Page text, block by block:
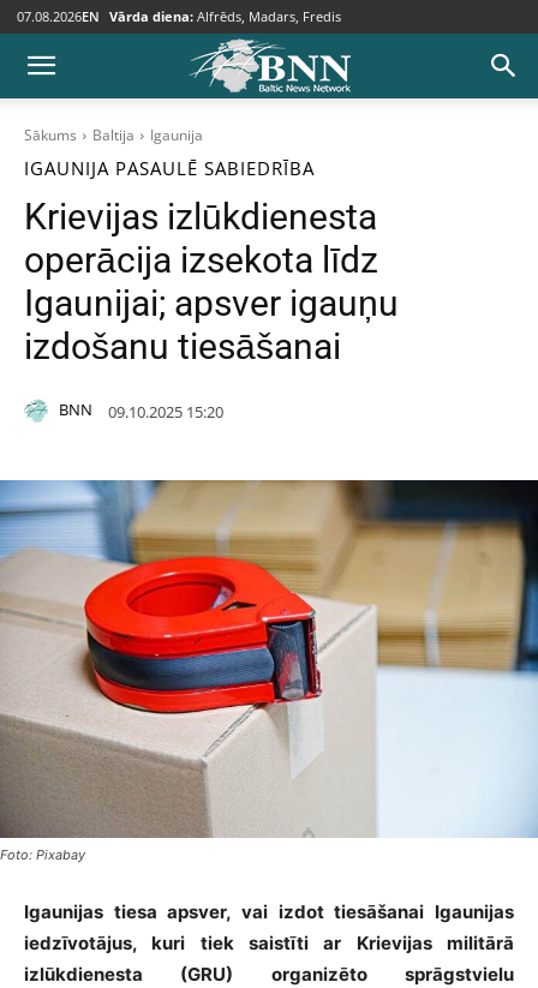
07.08.2026EN Vārda diena: Alfrēds, Madars, Fredis
Sākums Baltija Igaunija
IGAUNIJA PASAULĒ SABIEDRĪBA
Krievijas izlūkdienesta
operācija izsekota līdz
Igaunijai; apsver igauņu
izdošanu tiesāšanai
BNN 09.10.2025 15:20
Foto: Pixabay
Igaunijas tiesa apsver, vai izdot tiesāšanai Igaunijas
iedzīvotājus, kuri tiek saistīti ar Krievijas militārā
izlūkdienesta (GRU) organizēto sprāgstvielu